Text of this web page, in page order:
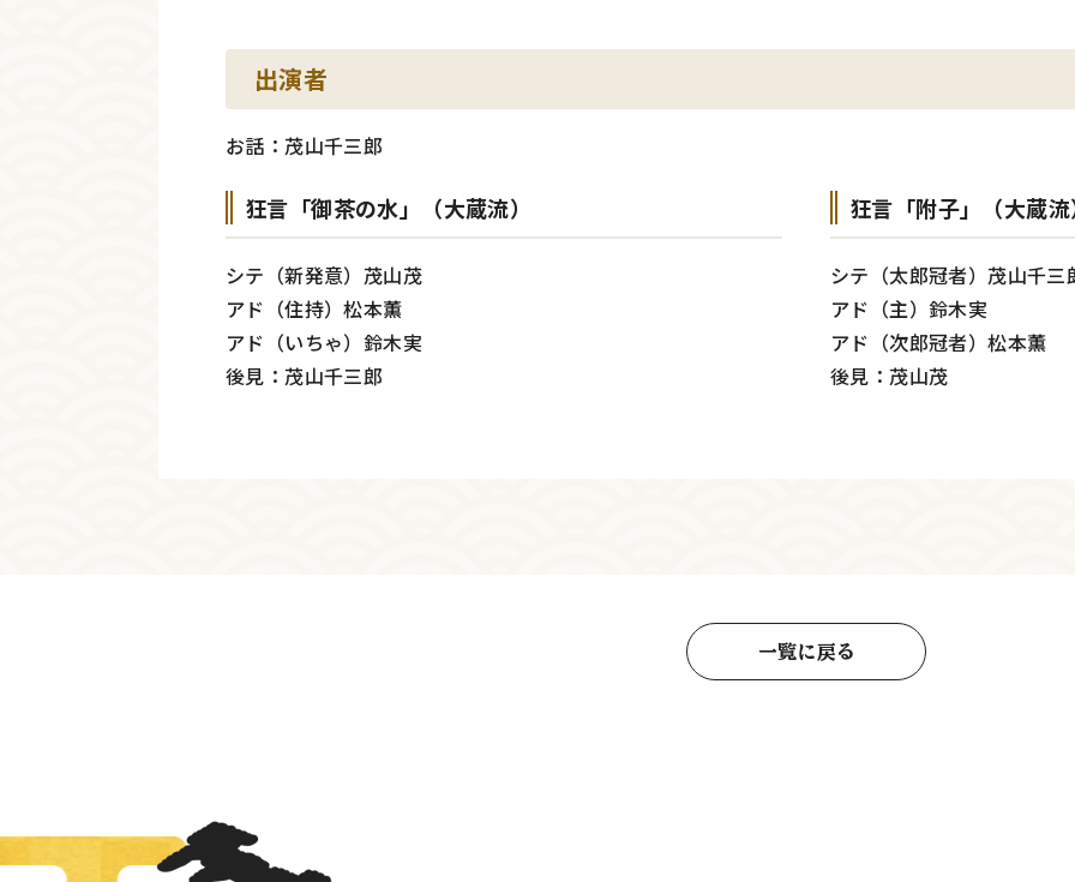
出演者
お話：茂山千三郎
狂言「御茶の水」（大蔵流）
シテ（新発意）茂山茂
アド（住持）松本薫
アド（いちゃ）鈴木実
後見：茂山千三郎
狂言「附子」（大蔵
シテ（太郎冠者）茂山千三
アド（主）鈴木実
アド（次郎冠者）松本薫
後見：茂山茂
一覧に戻る